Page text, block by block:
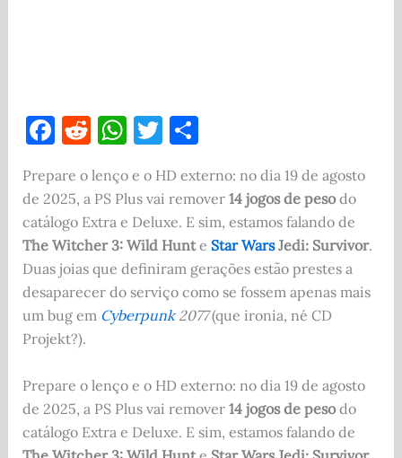
F
c
e
b
o
o
k
R
d
di
t
W
at
s
A
p
p
T
it
te
r
S
ar
e
Prepare o lenço e o HD externo: no dia 19 de agosto
de 2025, a PS Plus vai remover 14 jogos de pesodo
catálogo Extra e Deluxe. E sim, estamos falando de
The Witcher 3: Wild Hunte Star WarsJedi: Survivor.
Duas joias que definiram gerações estão prestes a
desaparecer do serviço como se fossem apenas mais
um bug em Cyberpunk2077(que ironia, né CD
Projekt?).
Prepare o lenço e o HD externo: no dia 19 de agosto
de 2025, a PS Plus vai remover 14 jogos de pesodo
catálogo Extra e Deluxe. E sim, estamos falando de